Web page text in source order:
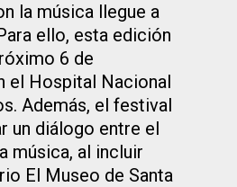
la música llegue a
ello, esta edición
6 de
el Hospital Nacional
Además, el festival
un diálogo entre el
música, al incluir
El Museo de Santa